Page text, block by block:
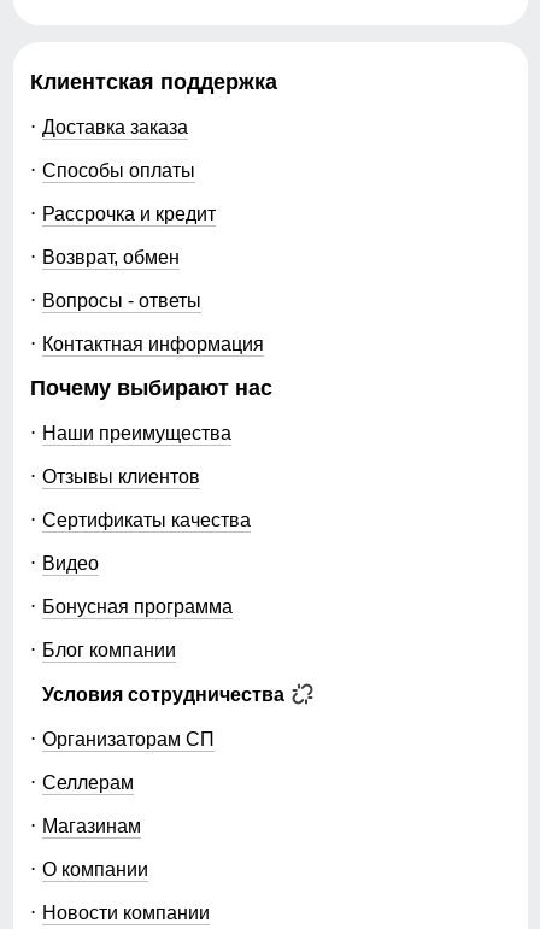
Клиентская поддержка
Доставка заказа
Способы оплаты
Рассрочка и кредит
Возврат, обмен
Вопросы - ответы
Контактная информация
Почему выбирают нас
Наши преимущества
Отзывы клиентов
Сертификаты качества
Видео
Бонусная программа
Блог компании
Условия сотрудничества
Организаторам СП
Селлерам
Магазинам
О компании
Новости компании